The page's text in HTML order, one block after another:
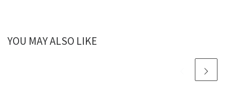
YOU MAY ALSO LIKE